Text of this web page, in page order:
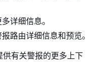
详细信息。
路由详细信息和预览。
有关警报的更多上下